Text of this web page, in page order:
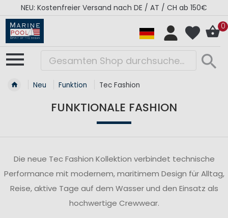
NEU: Kostenfreier Versand nach DE / AT / CH ab 150€
0
Neu Funktion Tec Fashion
FUNKTIONALE FASHION
Die neue Tec Fashion Kollektion verbindet technische
Performance mit modernem, maritimem Design für Alltag,
Reise, aktive Tage auf dem Wasser und den Einsatz als
hochwertige Crewwear.